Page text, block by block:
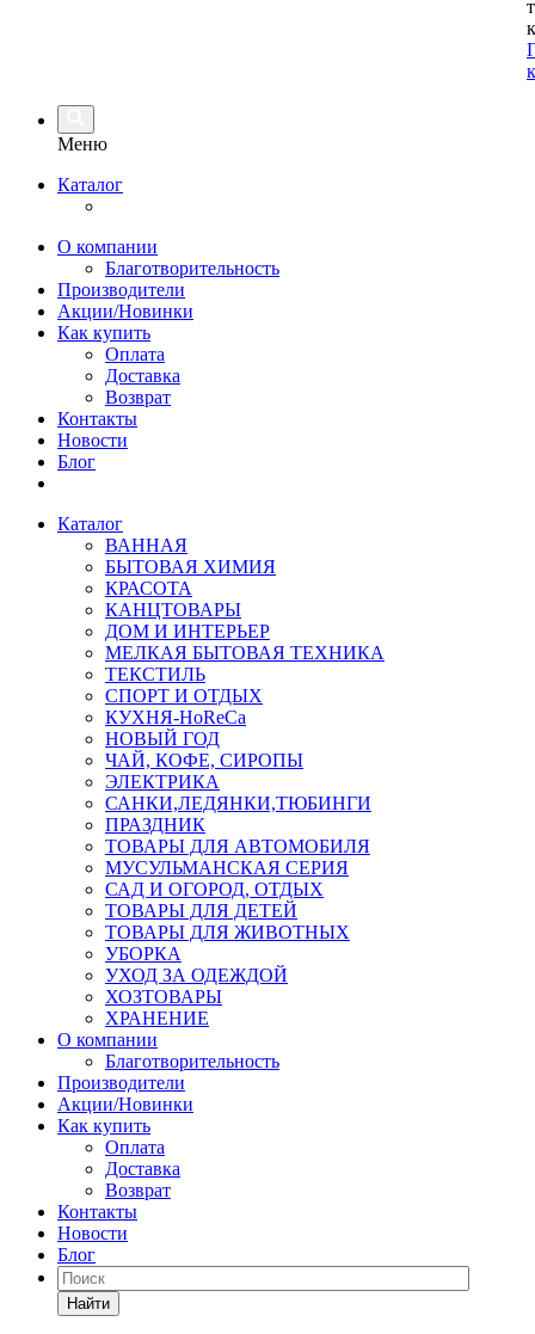
Меню
Каталог
О компании
Благотворительность
Производители
Акции/Новинки
Как купить
Оплата
Доставка
Возврат
Контакты
Новости
Блог
Каталог
ВАННАЯ
БЫТОВАЯ ХИМИЯ
КРАСОТА
КАНЦТОВАРЫ
ДОМ И ИНТЕРЬЕР
МЕЛКАЯ БЫТОВАЯ ТЕХНИКА
ТЕКСТИЛЬ
СПОРТ И ОТДЫХ
КУХНЯ-HoReCa
НОВЫЙ ГОД
ЧАЙ, КОФЕ, СИРОПЫ
ЭЛЕКТРИКА
САНКИ,ЛЕДЯНКИ,ТЮБИНГИ
ПРАЗДНИК
ТОВАРЫ ДЛЯ АВТОМОБИЛЯ
МУСУЛЬМАНСКАЯ СЕРИЯ
САД И ОГОРОД, ОТДЫХ
ТОВАРЫ ДЛЯ ДЕТЕЙ
ТОВАРЫ ДЛЯ ЖИВОТНЫХ
УБОРКА
УХОД ЗА ОДЕЖДОЙ
ХОЗТОВАРЫ
ХРАНЕНИЕ
О компании
Благотворительность
Производители
Акции/Новинки
Как купить
Оплата
Доставка
Возврат
Контакты
Новости
Блог
Найти